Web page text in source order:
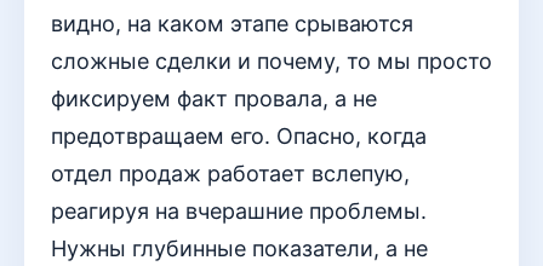
видно, на каком этапе срываются
сложные сделки и почему, то мы просто
фиксируем факт провала, а не
предотвращаем его. Опасно, когда
отдел продаж работает вслепую,
реагируя на вчерашние проблемы.
Нужны глубинные показатели, а не